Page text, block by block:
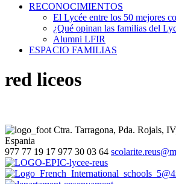
RECONOCIMIENTOS
El Lycée entre los 50 mejores
¿Qué opinan las familias del
Alumni LFIR
ESPACIO FAMILIAS
red liceos
Ctra. Tarragona, Pda. Rojals,
Espania
977 77 19 17 977 30 03 64